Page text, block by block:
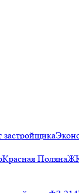
застройщика
Красная Поляна